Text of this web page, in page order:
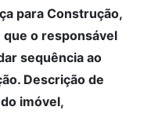
para Construção,
o responsável
sequência ao
Descrição de
imóvel,